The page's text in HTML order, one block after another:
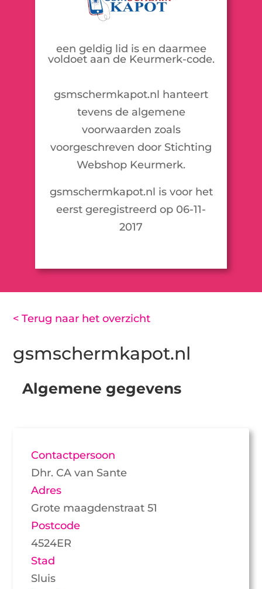
een geldig lid is en daarmee
voldoet aan de Keurmerk-code.
gsmschermkapot.nl hanteert
tevens de algemene
voorwaarden zoals
voorgeschreven door Stichting
Webshop Keurmerk.
gsmschermkapot.nl is voor het
eerst geregistreerd op 06-11-
2017
< Terug naar het overzicht
gsmschermkapot.nl
Algemene gegevens
Contactpersoon
Dhr. CA van Sante
Adres
Grote maagdenstraat 51
Postcode
4524ER
Stad
Sluis